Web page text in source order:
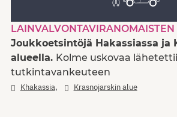
LAINVALVONTAVIRANOMAISTEN
Joukkoetsintöjä Hakassiassa ja
alueella. Kolme uskovaa
tutkintavankeuteen
Khakassia, Krasnojarskin alue